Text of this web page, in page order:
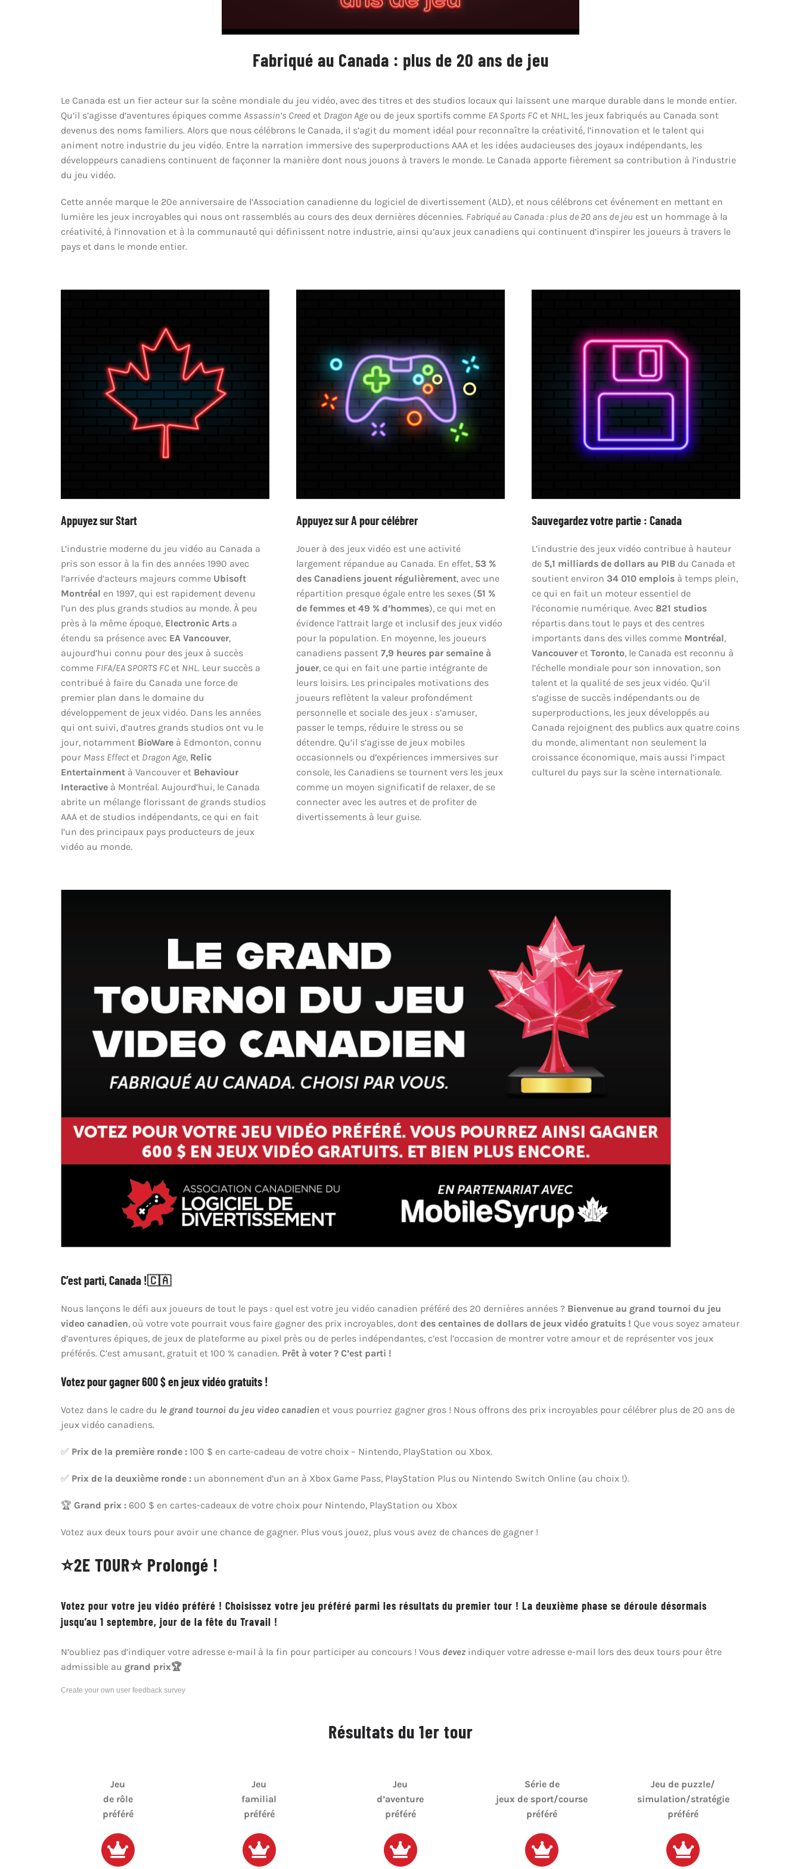
Fabriqué au Canada : plus de 20 ans de jeu
Le Canada est un fier acteur sur la scène mondiale du jeu vidéo, avec des titres et des studios locaux qui laissent une marque durable dans le monde entier.
Qu’il s’agisse d’aventures épiques comme Assassin’s Creed et Dragon Ageou de jeux sportifs comme EA Sports FCet NHL , les jeux fabriqués au Canada sont
devenus des noms familiers. Alors que nous célébrons le Canada, il s’agit du moment idéal pour reconnaître la créativité, l’innovation et le talent qui
animent notre industrie du jeu vidéo. Entre la narration immersive des superproductions AAA et les idées audacieuses des joyaux indépendants, les
développeurs canadiens continuent de façonner la manière dont nous jouons à travers le monde. Le Canada apporte fièrement sa contribution à l’industrie
du jeu vidéo.
Cette année marque le 20e anniversaire de l’Association canadienne du logiciel de divertissement (ALD), et nous célébrons cet événement en mettant en
lumière les jeux incroyables qui nous ont rassemblés au cours des deux dernières décennies. Fabriqué au Canada : plus de 20 ans de jeu est un hommage à la
créativité, à l’innovation et à la communauté qui définissent notre industrie, ainsi qu’aux jeux canadiens qui continuent d’inspirer les joueurs à travers le
pays et dans le monde entier.
Appuyez sur Start
L’industrie moderne du jeu vidéo au Canada a
pris son essor à la fin des années 1990 avec
l’arrivée d’acteurs majeurs comme Ubisoft
Montréal en 1997, qui est rapidement devenu
l’un des plus grands studios au monde. À peu
près à la même époque, Electronic Artsa
étendu sa présence avec EA Vancouver,
aujourd’hui connu pour des jeux à succès
comme FIFA/EA SPORTS FC et NHL. Leur succès a
contribué à faire du Canada une force de
premier plan dans le domaine du
développement de jeux vidéo. Dans les années
qui ont suivi, d’autres grands studios ont vu le
jour, notamment BioWareà Edmonton, connu
pour Mass Effectet Dragon Age, Relic
Entertainmentà Vancouver et Behaviour
Interactiveà Montréal. Aujourd’hui, le Canada
abrite un mélange florissant de grands studios
AAA et de studios indépendants, ce qui en fait
l’un des principaux pays producteurs de jeux
vidéo au monde.
Appuyez sur A pour célébrer
Jouer à des jeux vidéo est une activité
largement répandue au Canada. En effet, 53 %
des Canadiens jouent régulièrement, avec une
répartition presque égale entre les sexes (51 %
de femmes et 49 % d’hommes), ce qui met en
évidence l’attrait large et inclusif des jeux vidéo
pour la population. En moyenne, les joueurs
canadiens passent7,9 heures par semaine à
jouer, ce qui en fait une partie intégrante de
leurs loisirs. Les principales motivations des
joueurs reflètent la valeur profondément
personnelle et sociale des jeux : s’amuser,
passer le temps, réduire le stress ou se
détendre. Qu’il s’agisse de jeux mobiles
occasionnels ou d’expériences immersives sur
console, les Canadiens se tournent vers les jeux
comme un moyen significatif de relaxer, de se
connecter avec les autres et de profiter de
divertissements à leur guise.
Sauvegardez votre partie : Canada
L’industrie des jeux vidéo contribue à hauteur
de 5,1 milliards de dollars au PIB du Canada et
soutient environ34 010 emplois à temps plein,
ce qui en fait un moteur essentiel de
l’économie numérique. Avec 821 studios
répartis dans tout le pays et des centres
importants dans des villes comme Montréal,
Vancouver etToronto, le Canada est reconnu à
l’échelle mondiale pour son innovation, son
talent et la qualité de ses jeux vidéo. Qu’il
s’agisse de succès indépendants ou de
superproductions, les jeux développés au
Canada rejoignent des publics aux quatre coins
du monde, alimentant non seulement la
croissance économique, mais aussi l’impact
culturel du pays sur la scène internationale.
C’est parti, Canada !🇨🇦
Nous lançons le défi aux joueurs de tout le pays : quel est votre jeu vidéo canadien préféré des 20 dernières années ? Bienvenue au grand tournoi du jeu
video canadien, où votre vote pourrait vous faire gagner des prix incroyables, dont des centaines de dollars de jeux vidéo gratuits ! Que vous soyez amateur
d’aventures épiques, de jeux de plateforme au pixel près ou de perles indépendantes, c’est l’occasion de montrer votre amour et de représenter vos jeux
préférés. C’est amusant, gratuit et 100 % canadien. Prêt à voter ? C’est parti !
Votez pour gagner 600 $ en jeux vidéo gratuits !
Votez dans le cadre du le grand tournoi du jeu video canadienet vous pourriez gagner gros ! Nous offrons des prix incroyables pour célébrer plus de 20 ans de
jeux vidéo canadiens.
✅ Prix de la première ronde :100 $ en carte-cadeau de votre choix – Nintendo, PlayStation ou Xbox.
✅ Prix de la deuxième ronde :un abonnement d’un an à Xbox Game Pass, PlayStation Plus ou Nintendo Switch Online (au choix !).
🏆 Grand prix :600 $ en cartes-cadeaux de votre choix pour Nintendo, PlayStation ou Xbox
Votez aux deux tours pour avoir une chance de gagner. Plus vous jouez, plus vous avez de chances de gagner !
⭐️2E TOUR⭐️ Prolongé !
Votez pour votre jeu vidéo préféré ! Choisissez votre jeu préféré parmi les résultats du premier tour ! La deuxième phase se déroule désormais
jusqu’au 1 septembre, jour de la fête du Travail !
N’oubliez pas d’indiquer votre adresse e-mail à la fin pour participer au concours ! Vous devezindiquer votre adresse e-mail lors des deux tours pour être
admissible au grand prix🏆
Create your own user feedback survey
Résultats du 1er tour
Jeu
de rôle
préféré
Jeu
familial
préféré
Jeu
d’aventure
préféré
Série de
jeux de sport/course
préféré
Jeu de puzzle/
simulation/stratégie
préféré